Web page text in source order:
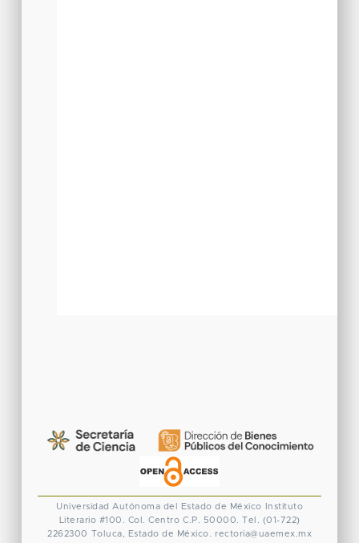
Universidad Autónoma del Estado de México
Instituto
Literario #100. Col. Centro C.P. 50000. Tel. (01-722)
2262300 Toluca, Estado de México. rectoria@uaemex.mx